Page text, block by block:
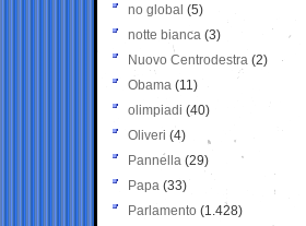
no global (5)
notte bianca (3)
Nuovo Centrodestra (2)
Obama (11)
olimpiadi (40)
Oliveri (4)
Pannella (29)
Papa (33)
Parlamento (1.428)